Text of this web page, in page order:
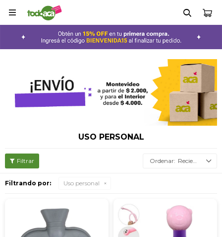

USO PERSONAL
Recientes
Filtrando por: Uso personal